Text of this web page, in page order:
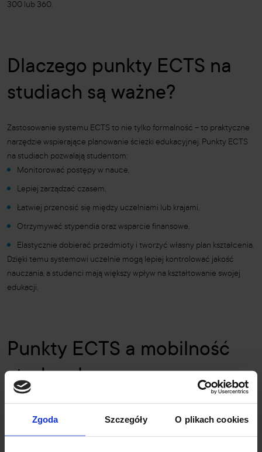
Zgoda Szczegóły O plikach cookies
300 lub 360.
Dlaczego punkty ECTS na
studiach są ważne?
Zastosowanie systemu ECTS to nie tylko formalność – to praktyczne
narzędzie wspierające planowanie ścieżki edukacyjnej. Punkty ECTS
na studiach pozwalają studentom:
Monitorować postępy w nauce,
Lepiej zarządzać czasem,
Łatwiej przenosić się między uczelniami lub krajami,
Otrzymywać stypendia oraz wsparcie finansowe,
Elastycznie dobierać przedmioty i tworzyć własny plan kształcenia.
Dzięki temu systemowi uczelnie mogą lepiej kontrolować jakość
nauczania, a studenci mają większy wpływ na kształtowanie swojej
edukacji.
Punkty ECTS a mobilność
studencka
studentów planujących zagraniczną wymianę. Przykład: jeśli student
odbywa semestr za granicą w ramach programu Erasmus, jego oceny